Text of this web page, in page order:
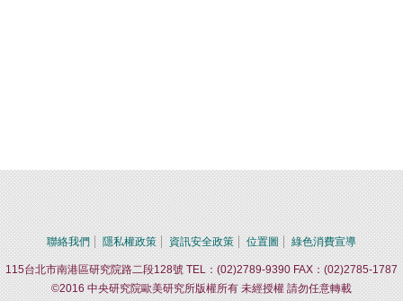
聯絡我們 隱私權政策 資訊安全政策 位置圖 綠色消費宣導
115台北市南港區研究院路二段128號 TEL：(02)2789-9390 FAX：(02)2785-1787
©2016 中央研究院歐美研究所版權所有 未經授權 請勿任意轉載